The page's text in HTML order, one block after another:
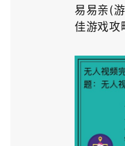
易易亲(
佳游戏攻